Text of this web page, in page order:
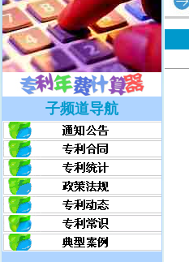
子频道导航